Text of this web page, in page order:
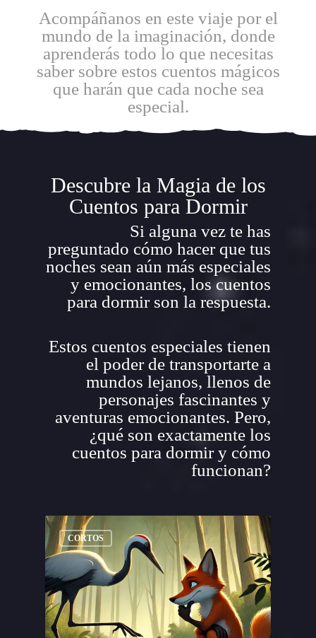
Acompáñanos en este viaje por el
mundo de la imaginación, donde
aprenderás todo lo que necesitas
saber sobre estos cuentos mágicos
que harán que cada noche sea
especial.
Descubre la Magia de los
Cuentos para Dormir
Si alguna vez te has
preguntado cómo hacer que tus
noches sean aún más especiales
y emocionantes, los cuentos
para dormir son la respuesta.
Estos cuentos especiales tienen
el poder de transportarte a
mundos lejanos, llenos de
personajes fascinantes y
aventuras emocionantes. Pero,
¿qué son exactamente los
cuentos para dormir y cómo
funcionan?
CORTOS